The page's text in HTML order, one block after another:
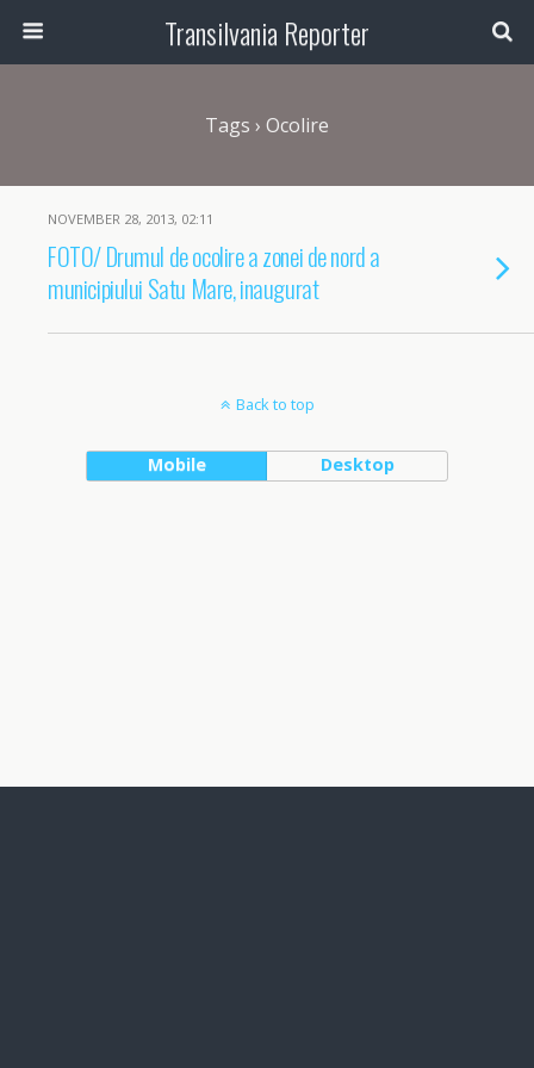
Transilvania Reporter
Tags › Ocolire
NOVEMBER 28, 2013, 02:11
FOTO/ Drumul de ocolire a zonei de nord a
municipiului Satu Mare, inaugurat
Back to top
Mobile Desktop